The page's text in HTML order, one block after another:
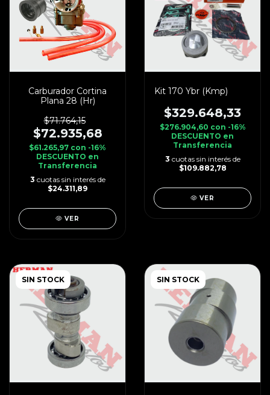
Carburador Cortina
Plana 28 (Hr)
$71.764,15
$72.935,68
$61.265,97 con -16%
DESCUENTO en
Transferencia
3 cuotas sin interés de
$24.311,89
VER
Kit 170 Ybr (Kmp)
$329.648,33
$276.904,60 con -16%
DESCUENTO en
Transferencia
3 cuotas sin interés de
$109.882,78
VER
SIN STOCK SIN STOCK